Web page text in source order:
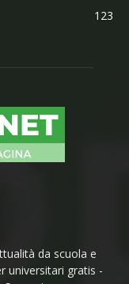
123
da scuola e
universitari gratis -